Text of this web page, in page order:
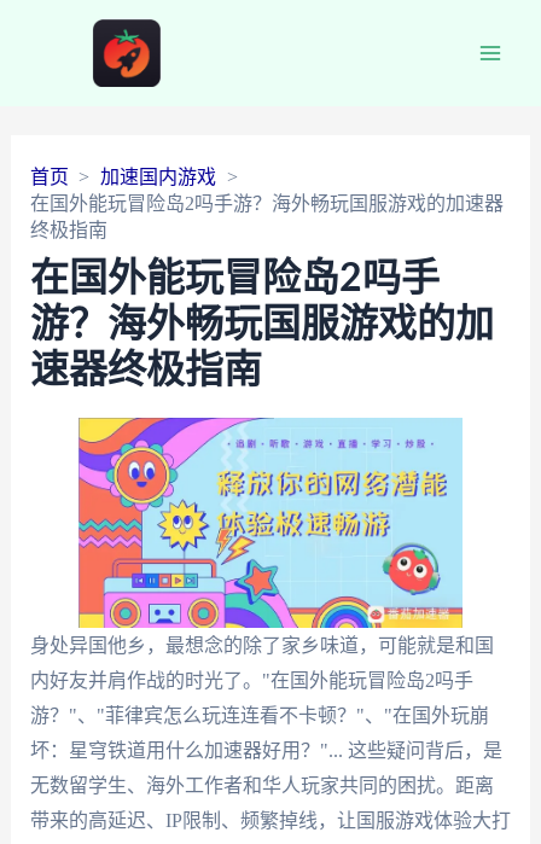
首页
加速国内游戏
在国外能玩冒险岛2吗手游？海外畅玩国服游戏的加速器
终极指南
在国外能玩冒险岛2吗手
游？海外畅玩国服游戏的加
速器终极指南
身处异国他乡，最想念的除了家乡味道，可能就是和国
内好友并肩作战的时光了。"在国外能玩冒险岛2吗手
游？"、"菲律宾怎么玩连连看不卡顿？"、"在国外玩崩
坏：星穹铁道用什么加速器好用？"... 这些疑问背后，是
无数留学生、海外工作者和华人玩家共同的困扰。距离
带来的高延迟、IP限制、频繁掉线，让国服游戏体验大打